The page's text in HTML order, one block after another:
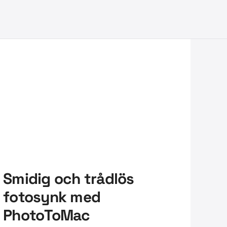
Smidig och trådlös
fotosynk med
PhotoToMac